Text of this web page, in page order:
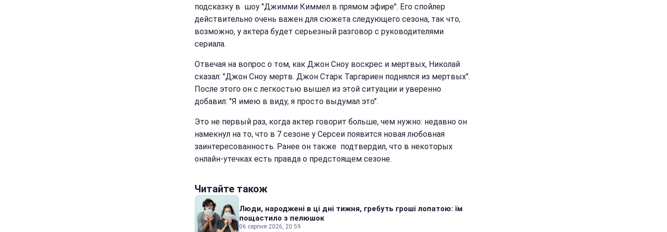
подсказку в шоу "Джимми Киммел в прямом эфире". Его спойлер
действительно очень важен для сюжета следующего сезона, так что,
возможно, у актера будет серьезный разговор с руководителями
сериала.
Отвечая на вопрос о том, как Джон Сноу воскрес и мертвых, Николай
сказал: "Джон Сноу мертв. Джон Старк Таргариен поднялся из мертвых".
После этого он с легкостью вышел из этой ситуации и уверенно
добавил: "Я имею в виду, я просто выдумал это".
Это не первый раз, когда актер говорит больше, чем нужно: недавно он
намекнул на то, что в 7 сезоне у Серсеи появится новая любовная
заинтересованность. Ранее он также подтвердил, что в некоторых
онлайн-утечках есть правда о предстоящем сезоне.
Читайте також
Люди, народжені в ці дні тижня, гребуть гроші лопатою: їм
пощастило з пелюшок
06 серпня 2026, 20:59